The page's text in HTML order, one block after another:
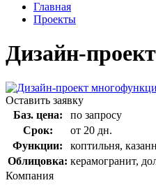
Главная
Проекты
Дизайн-
Оставить заявку
Баз. цена:
по запросу
Срок:
от 20 дн.
Функции:
коптильня,
Облицовка: керамогранит,
Компания